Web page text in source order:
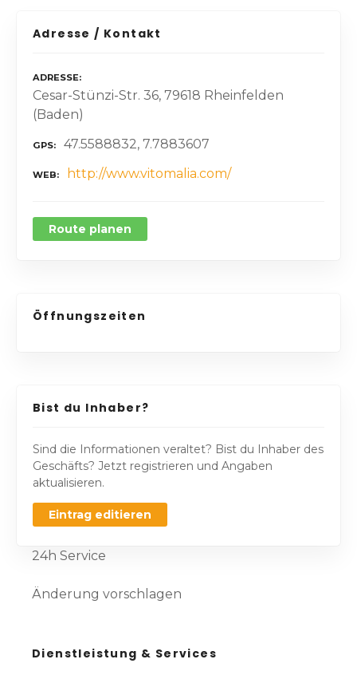
Adresse / Kontakt
ADRESSE
Cesar-Stünzi-Str. 36, 79618 Rheinfelden
(Baden)
GPS 47.5588832, 7.7883607
WEB http://www.vitomalia.com/
Route planen
Öffnungszeiten
Bist du Inhaber?
Sind die Informationen veraltet? Bist du Inhaber des
Geschäfts? Jetzt registrieren und Angaben
aktualisieren.
Eintrag editieren
24h Service
Änderung vorschlagen
Dienstleistung & Services